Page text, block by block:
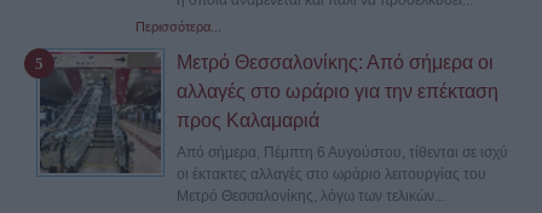
Περισσότερα...
Μετρό Θεσσαλονίκης: Από σήμερα οι
αλλαγές στο ωράριο για την επέκταση
προς Καλαμαριά
Από σήμερα, Πέμπτη 6 Αυγούστου, τίθενται σε ισχύ
οι έκτακτες αλλαγές στο ωράριο λειτουργίας του
Μετρό Θεσσαλονίκης, λόγω των τελικών...